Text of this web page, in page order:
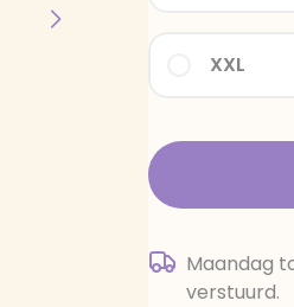
XXL
Maandag
verstuurd.